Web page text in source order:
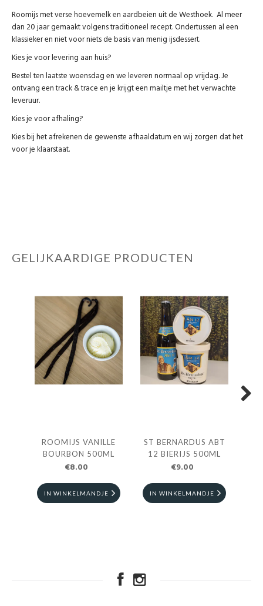
Roomijs met verse hoevemelk en aardbeien uit de Westhoek. Al meer
dan 20 jaar gemaakt volgens traditioneel recept. Ondertussen al een
klassieker en niet voor niets de basis van menig ijsdessert.
Kies je voor levering aan huis?
Bestel ten laatste woensdag en we leveren normaal op vrijdag. Je
ontvang een track & trace en je krijgt een mailtje met het verwachte
leveruur.
Kies je voor afhaling?
Kies bij het afrekenen de gewenste afhaaldatum en wij zorgen dat het
voor je klaarstaat.
GELIJKAARDIGE PRODUCTEN
ROOMIJS VANILLE
BOURBON 500ML
€8.00
IN WINKELMANDJE
ST BERNARDUS ABT
12 BIERIJS 500ML
€9.00
IN WINKELMANDJE